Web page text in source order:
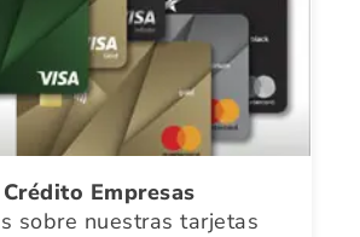
Empresas
sobre nuestras tarjetas